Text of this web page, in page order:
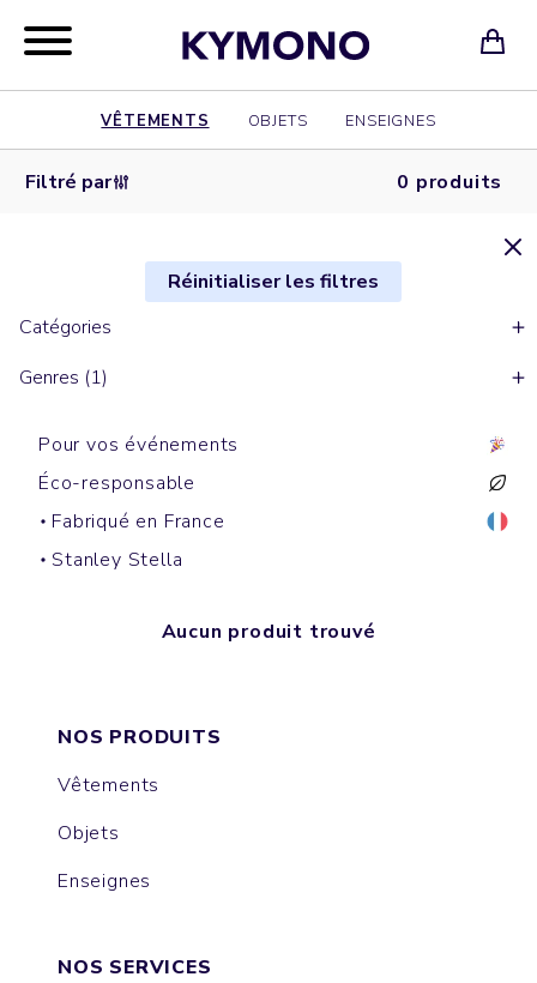
VÊTEMENTS OBJETS ENSEIGNES
Filtré par 0 produits
Réinitialiser les filtres
Catégories
Genres (1)
Pour vos événements
Éco-responsable
Fabriqué en France
Stanley Stella
Aucun produit trouvé
NOS PRODUITS
Vêtements
Objets
Enseignes
NOS SERVICES